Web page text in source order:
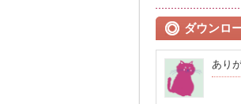
ダウンロ
あり